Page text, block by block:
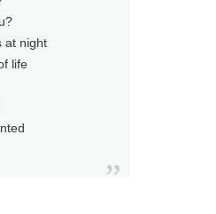
at night
life